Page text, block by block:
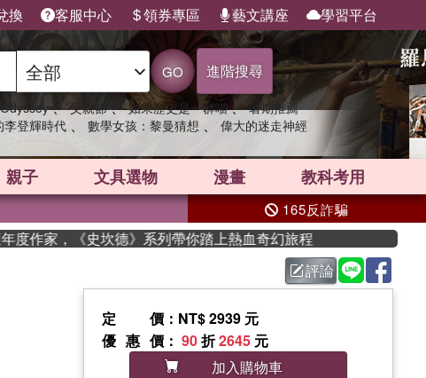
換 客服中心 領券專區 藝文講座 學習平台
GO 進階搜尋
、 父親節 、 如果歷史是一群喵 、 暑期推薦
李登輝時代 、 數學女孩：黎曼猜想 、 偉大的迷走神經
親子 文具選物 漫畫 教科考用
165反詐騙
家，《史坎德》系列帶你踏上熱血奇幻旅程
評論
定價 ：NT$ 2939 元
優惠價 ： 90折2645 元
加入購物車